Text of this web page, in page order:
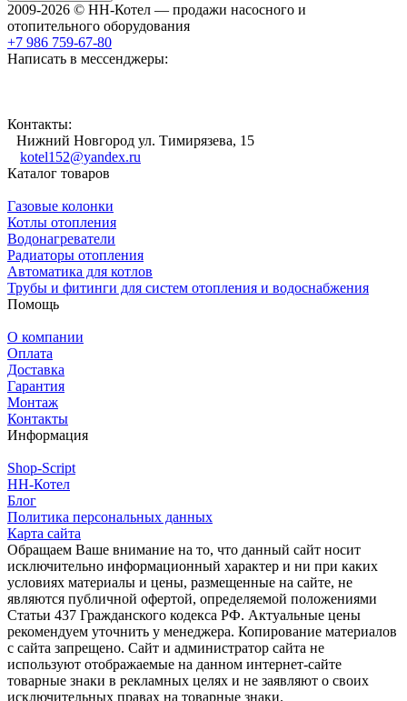
2009-2026 © НН-Котел — продажи насосного и
отопительного оборудования
+7 986 759-67-80
Написать в мессенджеры:
Контакты:
Нижний Новгород ул. Тимирязева, 15
kotel152@yandex.ru
Каталог товаров
Газовые колонки
Котлы отопления
Водонагреватели
Радиаторы отопления
Автоматика для котлов
Трубы и фитинги для систем отопления и водоснабжения
Помощь
О компании
Оплата
Доставка
Гарантия
Монтаж
Контакты
Информация
Shop-Script
НН-Котел
Блог
Политика персональных данных
Карта сайта
Обращаем Ваше внимание на то, что данный сайт носит
исключительно информационный характер и ни при каких
условиях материалы и цены, размещенные на сайте, не
являются публичной офертой, определяемой положениями
Статьи 437 Гражданского кодекса РФ. Актуальные цены
рекомендуем уточнить у менеджера. Копирование материалов
с сайта запрещено. Сайт и администратор сайта не
используют отображаемые на данном интернет-сайте
товарные знаки в рекламных целях и не заявляют о своих
исключительных правах на товарные знаки.